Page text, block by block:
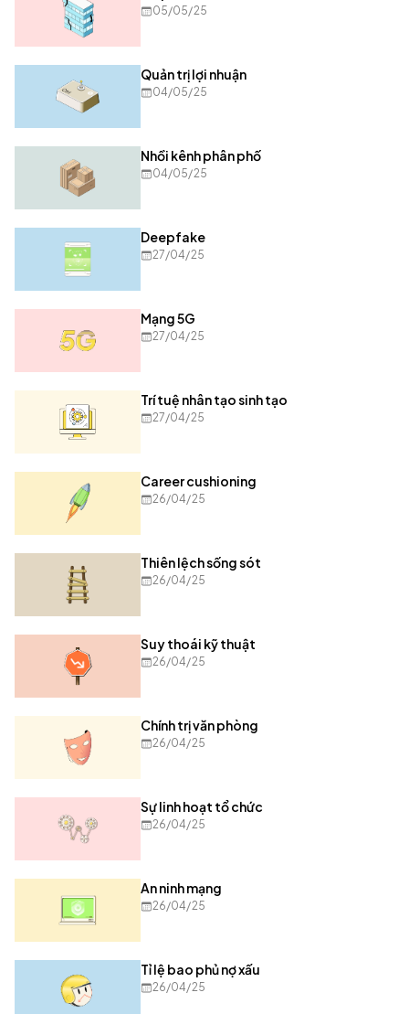
05/05/25
Quản trị lợi nhuận
04/05/25
Nhồi kênh phân phố
04/05/25
Deepfake
27/04/25
Mạng 5G
27/04/25
Trí tuệ nhân tạo sinh tạo
27/04/25
Career cushioning
26/04/25
Thiên lệch sống sót
26/04/25
Suy thoái kỹ thuật
26/04/25
Chính trị văn phòng
26/04/25
Sự linh hoạt tổ chức
26/04/25
An ninh mạng
26/04/25
Tỉ lệ bao phủ nợ xấu
26/04/25